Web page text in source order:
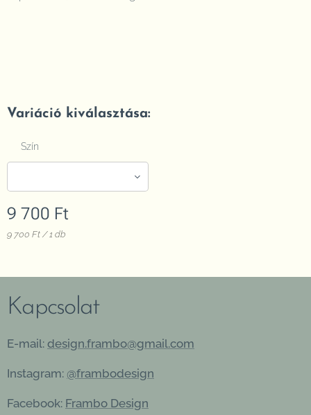
Variáció kiválasztása:
Szín
9 700 Ft
9 700 Ft / 1 db
Kapcsolat
E-mail: design.frambo@gmail.com
Instagram: @frambodesign
Facebook: Frambo Design